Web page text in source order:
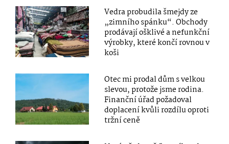
Vedra probudila šmejdy ze
„zimního spánku“. Obchody
prodávají ošklivé a nefunkční
výrobky, které končí rovnou v
koši
Otec mi prodal dům s velkou
slevou, protože jsme rodina.
Finanční úřad požadoval
doplacení kvůli rozdílu oproti
tržní ceně